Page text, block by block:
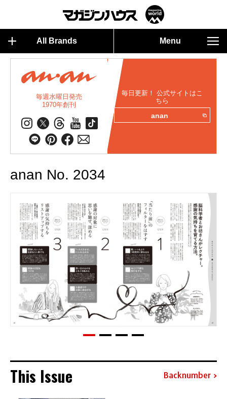
All Brands Menu
毎週水曜日発売
1970年創刊
毎日更新！ 公式サイトはこ
ちら
anan
anan No. 2034
This Issue Backnumber